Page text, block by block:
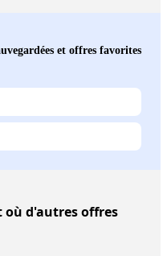
et offres favorites
où d'autres offres